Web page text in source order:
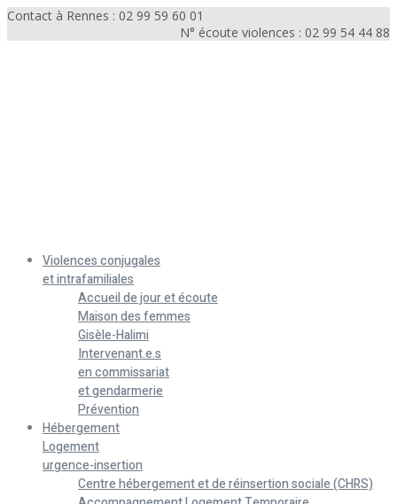
Contact à Rennes : 02 99 59 60 01
N° écoute violences : 02 99 54 44 88
Violences conjugales
et intrafamiliales
Accueil de jour et écoute
Maison des femmes
Gisèle-Halimi
Intervenant.e.s
en commissariat
et gendarmerie
Prévention
Hébergement
Logement
urgence-insertion
Centre hébergement et de réinsertion sociale (CHRS)